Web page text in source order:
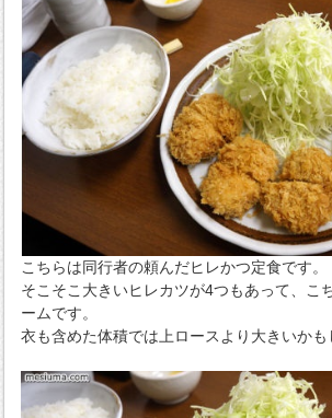
こちらは同行者の頼んだヒレかつ定食です。
そこそこ大きいヒレカツが4つもあって、こ
ームです。
衣も含めた体積では上ロースより大きいかも